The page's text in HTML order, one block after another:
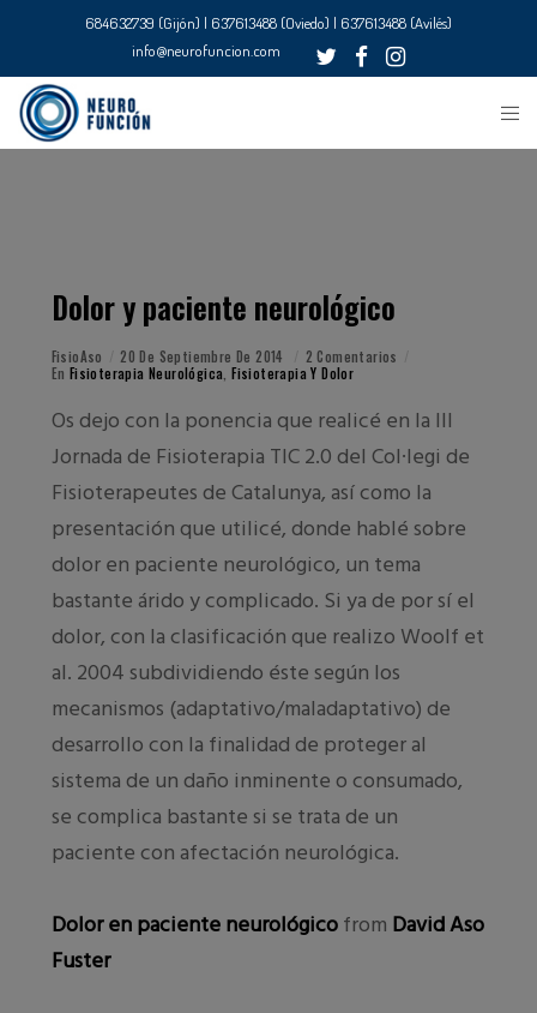
684632739 (Gijón) | 637613488 (Oviedo) | 637613488 (Avilés)
info@neurofuncion.com
Dolor y paciente neurológico
FisioAso 20 De Septiembre De 2014
2 Comentarios
En Fisioterapia Neurológica ,Fisioterapia Y Dolor
Os dejo con la ponencia que realicé en la III
Jornada de Fisioterapia TIC 2.0 del Col·legi de
Fisioterapeutes de Catalunya, así como la
presentación que utilicé, donde hablé sobre
dolor en paciente neurológico, un tema
bastante árido y complicado. Si ya de por sí el
dolor, con la clasificación que realizo Woolf et
al. 2004 subdividiendo éste según los
mecanismos (adaptativo/maladaptativo) de
desarrollo con la finalidad de proteger al
sistema de un daño inminente o consumado,
se complica bastante si se trata de un
paciente con afectación neurológica.
Dolor en paciente neurológicofrom David Aso
Fuster